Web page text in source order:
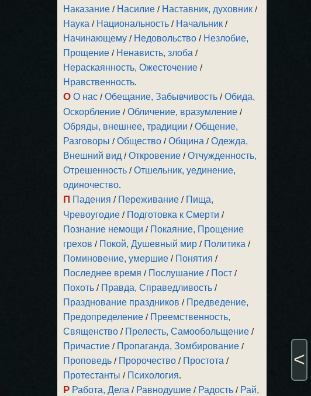
Наказание / Насилие / Наставник, духовник /
Наука / Национальность / Начальник /
Начинающему / Недовольство / Незлобие,
Прощение / Ненависть, злоба /
Нераскаянность, Ожесточение /
Нравственность.
О О нас /Обещание, Забывчивость /Обида,
Оскорбление /Обличение, вразумление /
Обряды, внешнее, традиции /Общение,
Разговоры /Общество /Община /Одежда,
Внешний вид /Откровение /Отчужденность,
Отрешенность /Отшельник, уединение,
одиночество.
П Падения / Переживание / Пища,
Чревоугодие / Подготовка к Смерти /
Познание немощи / Покаяние, Прощение
грехов / Покой, Душевный мир / Политика /
Поминовение, умершие / Понятия /
Последнее время / Послушание / Пост /
Похоть / Правда, Справедливость /
Празднование праздников / Предведение,
Предопределение / Преемственность,
Священство / Прелесть, Самообольщение /
Причастие / Пропаганда, Зомбирование /
Проповедь / Пророчество / Простота /
Протестанты / Психология.
Р Работа, Дела / Равнодушие / Радость / Рай,
<